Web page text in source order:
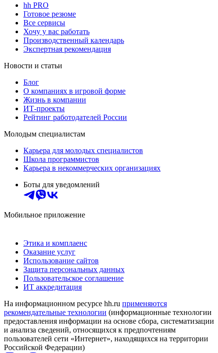
hh PRO
Готовое резюме
Все сервисы
Хочу у вас работать
Производственный календарь
Экспертная рекомендация
Новости и статьи
Блог
О компаниях в игровой форме
Жизнь в компании
ИТ-проекты
Рейтинг работодателей России
Молодым специалистам
Карьера для молодых специалистов
Школа программистов
Карьера в некоммерческих организациях
Боты для уведомлений
Мобильное приложение
Этика и комплаенс
Оказание услуг
Использование сайтов
Защита персональных данных
Пользовательское соглашение
ИТ аккредитация
На информационном ресурсе hh.ru применяются
рекомендательные технологии (информационные технологии
предоставления информации на основе сбора, систематизации
и анализа сведений, относящихся к предпочтениям
пользователей сети «Интернет», находящихся на территории
Российской Федерации)